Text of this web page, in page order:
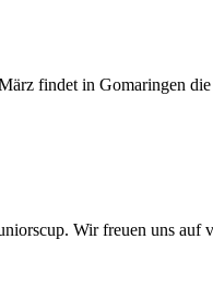
findet in Gomaringen
Wir freuen uns auf